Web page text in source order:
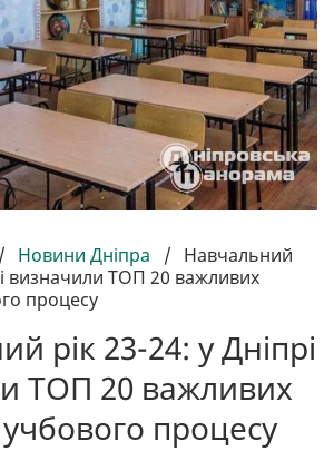
/ Новини Дніпра / Навчальний
визначили ТОП 20 важливих
процесу
рік 23-24: у Дніпрі
ТОП 20 важливих
процесу